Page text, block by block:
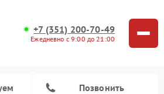
+7 (351) 200-70-49
Ежедневно с 9:00 до 21:00
Позвонить